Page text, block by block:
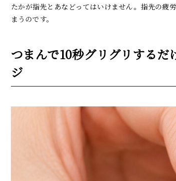
たかが指先とあなどってはいけません。指先の疲
まうのです。
つまんで10秒グリグリする
ジ